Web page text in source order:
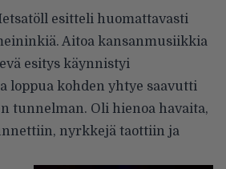
esitteli huomattavasti
Aitoa kansanmusiikkia
esitys käynnistyi
loppua kohden yhtye saavutti
tunnelman. Oli hienoa havaita,
nyrkkejä taottiin ja